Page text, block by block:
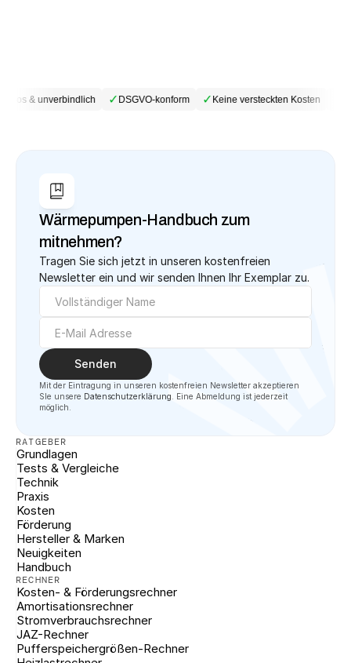
& unverbindlich ✓DSGVO-konform ✓Keine versteckten Kosten
Wärmepumpen-Handbuch zum
mitnehmen?
Tragen Sie sich jetzt in unseren kostenfreien
Newsletter ein und wir senden Ihnen Ihr Exemplar zu.
Senden
Mit der Eintragung in unseren kostenfreien Newsletter akzeptieren
SIe unsere Datenschutzerklärung . Eine Abmeldung ist jederzeit
möglich.
RATGEBER
Grundlagen
Tests & Vergleiche
Technik
Praxis
Kosten
Förderung
Hersteller & Marken
Neuigkeiten
Handbuch
RECHNER
Kosten- & Förderungsrechner
Amortisationsrechner
Stromverbrauchsrechner
JAZ-Rechner
Pufferspeichergrößen-Rechner